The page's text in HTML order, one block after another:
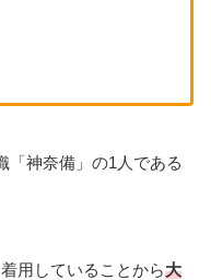
「神奈備」の1人である
用していることから大